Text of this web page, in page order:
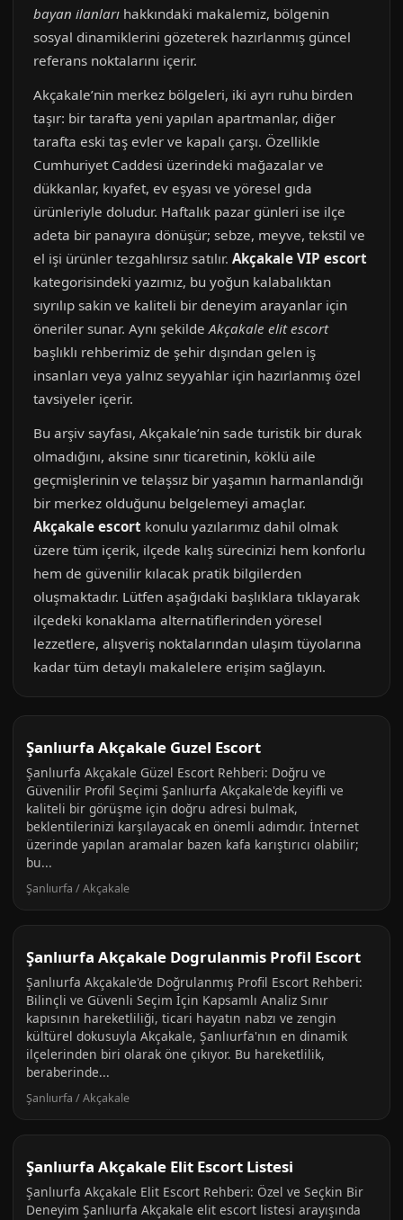
bayan ilanları hakkındaki makalemiz, bölgenin
sosyal dinamiklerini gözeterek hazırlanmış güncel
referans noktalarını içerir.
Akçakale’nin merkez bölgeleri, iki ayrı ruhu birden
taşır: bir tarafta yeni yapılan apartmanlar, diğer
tarafta eski taş evler ve kapalı çarşı. Özellikle
Cumhuriyet Caddesi üzerindeki mağazalar ve
dükkanlar, kıyafet, ev eşyası ve yöresel gıda
ürünleriyle doludur. Haftalık pazar günleri ise ilçe
adeta bir panayıra dönüşür; sebze, meyve, tekstil ve
el işi ürünler tezgahlırsız satılır. Akçakale VIP escort
kategorisindeki yazımız, bu yoğun kalabalıktan
sıyrılıp sakin ve kaliteli bir deneyim arayanlar için
öneriler sunar. Aynı şekildeAkçakale elit escort
başlıklı rehberimiz de şehir dışından gelen iş
insanları veya yalnız seyyahlar için hazırlanmış özel
tavsiyeler içerir.
Bu arşiv sayfası, Akçakale’nin sade turistik bir durak
olmadığını, aksine sınır ticaretinin, köklü aile
geçmişlerinin ve telaşsız bir yaşamın harmanlandığı
bir merkez olduğunu belgelemeyi amaçlar.
Akçakale escort konulu yazılarımız dahil olmak
üzere tüm içerik, ilçede kalış sürecinizi hem konforlu
hem de güvenilir kılacak pratik bilgilerden
oluşmaktadır. Lütfen aşağıdaki başlıklara tıklayarak
ilçedeki konaklama alternatiflerinden yöresel
lezzetlere, alışveriş noktalarından ulaşım tüyolarına
kadar tüm detaylı makalelere erişim sağlayın.
Şanlıurfa Akçakale Guzel Escort
Şanlıurfa Akçakale Güzel Escort Rehberi: Doğru ve
Güvenilir Profil Seçimi Şanlıurfa Akçakale'de keyifli ve
kaliteli bir görüşme için doğru adresi bulmak,
beklentilerinizi karşılayacak en önemli adımdır. İnternet
üzerinde yapılan aramalar bazen kafa karıştırıcı olabilir;
bu...
Şanlıurfa / Akçakale
Şanlıurfa Akçakale Dogrulanmis Profil Escort
Şanlıurfa Akçakale'de Doğrulanmış Profil Escort Rehberi:
Bilinçli ve Güvenli Seçim İçin Kapsamlı Analiz Sınır
kapısının hareketliliği, ticari hayatın nabzı ve zengin
kültürel dokusuyla Akçakale, Şanlıurfa'nın en dinamik
ilçelerinden biri olarak öne çıkıyor. Bu hareketlilik,
beraberinde...
Şanlıurfa / Akçakale
Şanlıurfa Akçakale Elit Escort Listesi
Şanlıurfa Akçakale Elit Escort Rehberi: Özel ve Seçkin Bir
Deneyim Şanlıurfa Akçakale elit escort listesi arayışında